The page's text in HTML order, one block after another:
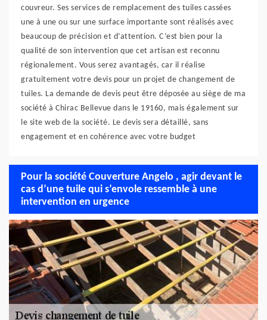
couvreur. Ses services de remplacement des tuiles cassées
une à une ou sur une surface importante sont réalisés avec
beaucoup de précision et d’attention. C’est bien pour la
qualité de son intervention que cet artisan est reconnu
régionalement. Vous serez avantagés, car il réalise
gratuitement votre devis pour un projet de changement de
tuiles. La demande de devis peut être déposée au siège de ma
société à Chirac Bellevue dans le 19160, mais également sur
le site web de la société. Le devis sera détaillé, sans
engagement et en cohérence avec votre budget
Pour la société Couverture Angelo , agir devant le
cas d’une tuile qui s’envole ressemble à une
intervention en urgence